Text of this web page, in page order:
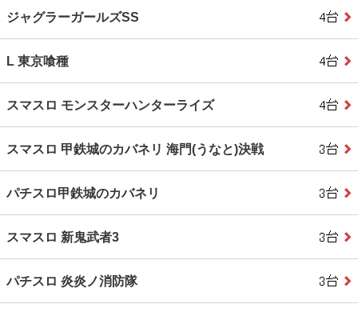
ジャグラーガールズSS
L 東京喰種
スマスロ モンスターハンターライズ
スマスロ 甲鉄城のカバネリ 海門(うなと)決戦
パチスロ甲鉄城のカバネリ
スマスロ 新鬼武者3
パチスロ 炎炎ノ消防隊